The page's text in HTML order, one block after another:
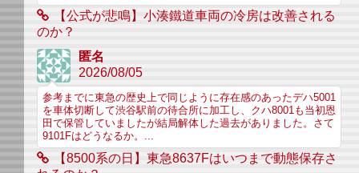
【公式が悲鳴】小湊鐵道車両の冷房は改善される
のか？
匿名
2026/08/05
参考までに東急の歴史上で同じように存在感のあったデハ5001
を車体切断して渋谷駅前の待合所に加工し、クハ8001も当初恩
田で保管していましたが結局解体した過去がありました。さて
9101Fはどうなるか。...
【8500系の日】東急8637Fはいつまで動態保存さ